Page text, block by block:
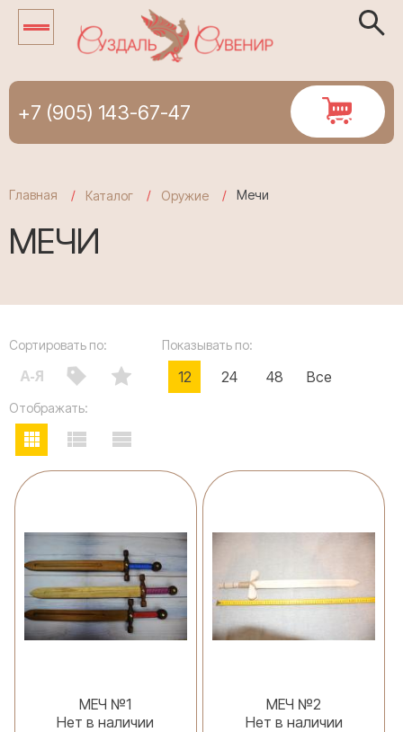
+7 (905) 143-67-47
Главная Каталог Оружие Мечи
МЕЧИ
Сортировать по: Показывать по:
12 24 48 Все
Отображать:
МЕЧ №1
Нет в наличии
МЕЧ №2
Нет в наличии